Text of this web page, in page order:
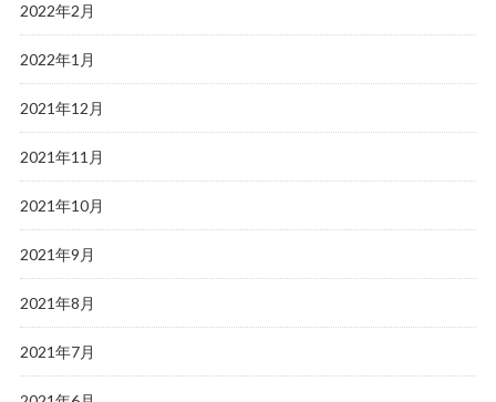
2022年2月
2022年1月
2021年12月
2021年11月
2021年10月
2021年9月
2021年8月
2021年7月